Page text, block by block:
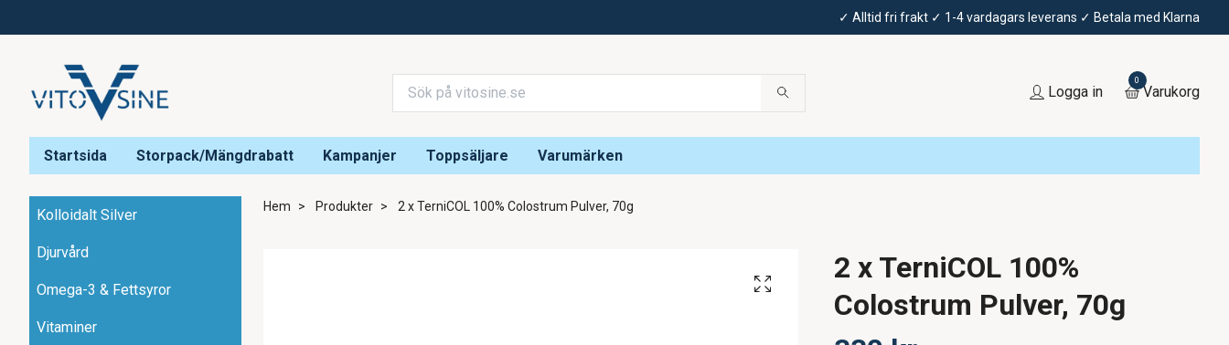
✓ Alltid fri frakt ✓ 1-4 vardagars leverans ✓ Betala med Klarna
Logga in
0
Varukorg
Startsida Storpack/Mängdrabatt Kampanjer Toppsäljare Varumärken
Kolloidalt Silver
Djurvård
Omega-3 & Fettsyror
Vitaminer
Hem Produkter 2 x TerniCOL 100% Colostrum Pulver, 70g
2 x TerniCOL 100%
Colostrum Pulver, 70g